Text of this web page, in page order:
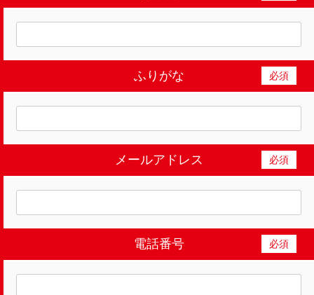
ふりがな 必須
メールアドレス 必須
電話番号 必須